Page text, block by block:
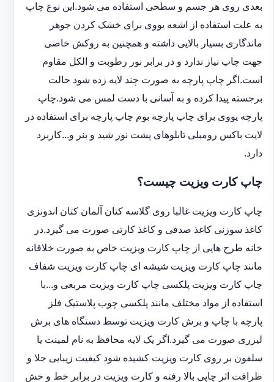
بعدی روی هر جسم و سطحی استفاده می شود.این نوع چاپ
به علت استفاده از اشعه یووی برای خشک کردن جوهر
ماندگاری بسیار بالایی داشته و همچنین به روکش خاصی
جهت چاپ نیاز ندارد و در برابر نور رطوبت و الکل مقاوم
است.اگر چاپ پارچه به صورت چند لایه زده شود حالت
برجسته پیدا کرده و به آسانی با دست لمس می شود.چاپ
پارچه یووی برای چاپ پارچه بوم چاپ پارچه برای استفاده در
لایت باکس رومبلی تابلوهای پشت نور شید و بنر و...کاربرد
دارد.
چاپ کارت ویزیت چیست؟
چاپ کارت ویزیت غالبا روی گلاسه کتان آلمان کتان اندونزی
کاغذ سوزنی کاغذ صدفی و کاغذ کارتی صورت می گیرد.در
خانه طرح هایی از چاپ کارت ویزیت خاص به صورت خلاقانه
مانند چاپ کارت ویزیت شیشه ای چاپ کارت ویزیت شفاف
چاپ کارت ویزیت پلکسی چاپ کارت ویزیت مربعی و...با
استفاده از مواد مختلف مانند پلکسی چوب پلاستیک فلز
پارچه با چاپ و برش کارت ویزیت توسط دستگاه های برش
لیزری صورت می گیرد.اگر یک لایه محافظ به نام لمینت یا
سلفون بر روی کارت ویزیت کشیده شود کیفیت زیبایی جلا و
ظرافت اثر چاپی بالا رفته و کارت ویزیت در برابر خط و خش